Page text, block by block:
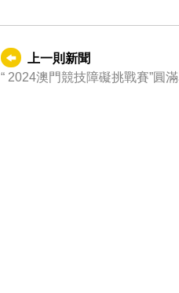
上一則新聞
“ 2024澳門競技障礙挑戰賽”圓